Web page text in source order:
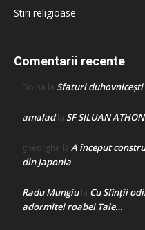
Stiri religioase
Comentarii recente
Doina la Sfaturi duhovnicești
amaladla SF SILUAN
gheorghe la A început
din Japonia
Radu Mungiula Cu Sfinții
adormitei roabei Tale…